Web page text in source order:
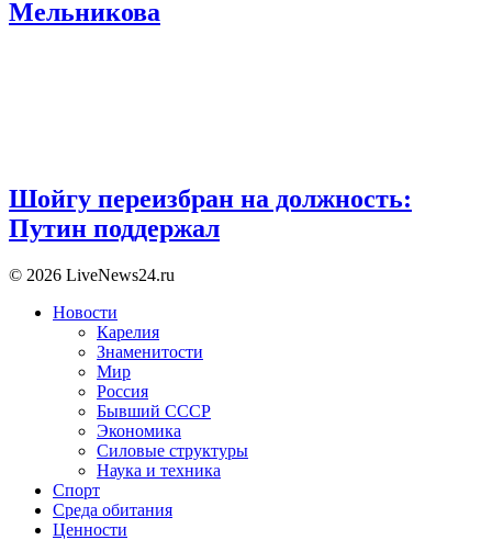
Мельникова
Шойгу переизбран на должность:
Путин поддержал
© 2026 LiveNews24.ru
Новости
Карелия
Знаменитости
Мир
Россия
Бывший СССР
Экономика
Силовые структуры
Наука и техника
Спорт
Среда обитания
Ценности